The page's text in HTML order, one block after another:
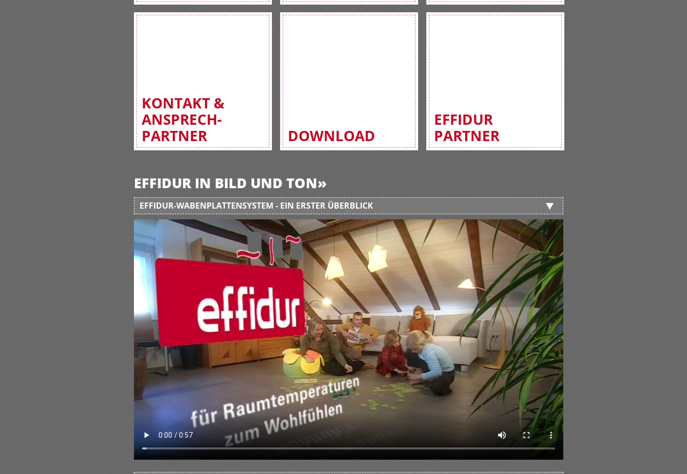
KONTAKT &
ANSPRECH-
PARTNER
DOWNLOAD
EFFIDUR
PARTNER
EFFIDUR IN BILD UND TON»
EFFIDUR-WABENPLATTENSYSTEM - EIN ERSTER ÜBERBLICK